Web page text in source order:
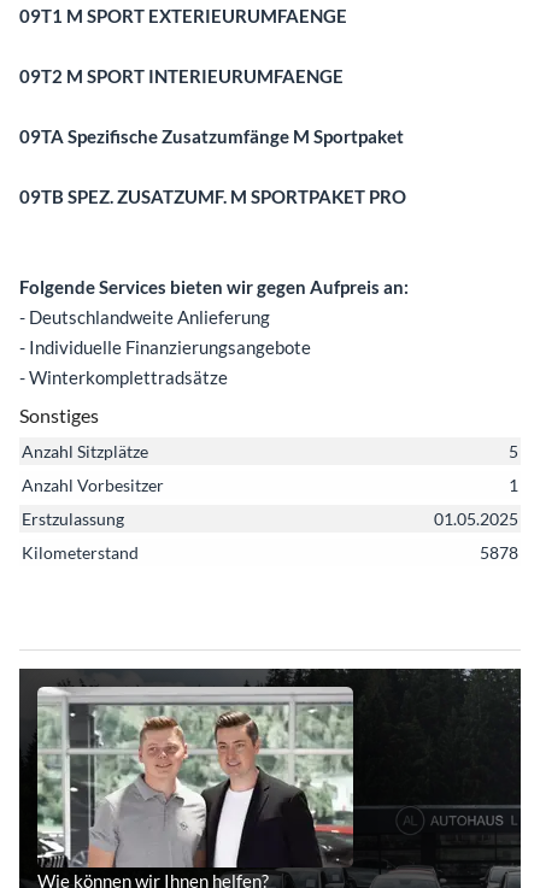
09T1 M SPORT EXTERIEURUMFAENGE
09T2 M SPORT INTERIEURUMFAENGE
09TA Spezifische Zusatzumfänge M Sportpaket
09TB SPEZ. ZUSATZUMF. M SPORTPAKET PRO
Folgende Services bieten wir gegen Aufpreis an:
- Deutschlandweite Anlieferung
- Individuelle Finanzierungsangebote
- Winterkomplettradsätze
Sonstiges
Anzahl Sitzplätze
5
Anzahl Vorbesitzer
1
Erstzulassung
01.05.2025
Kilometerstand
5878
Wie können wir Ihnen helfen?